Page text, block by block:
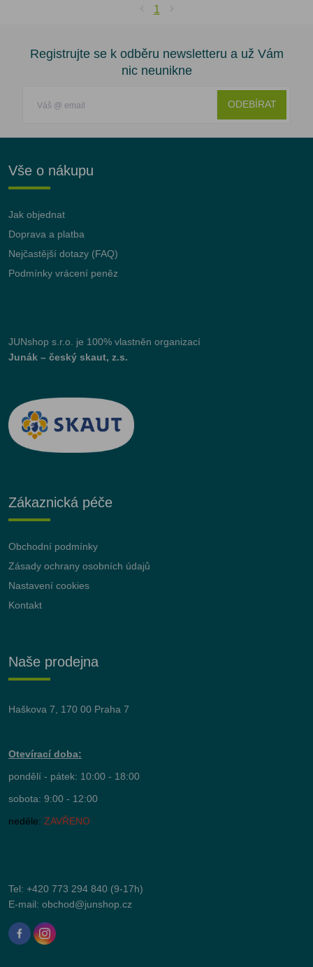
1
Registrujte se k odběru newsletteru a už Vám
nic neunikne
ODEBÍRAT
Vše o nákupu
Jak objednat
Doprava a platba
Nejčastější dotazy (FAQ)
Podmínky vrácení peněz
JUNshop s.r.o.
je 100% vlastněn organizací
Junák – český skaut, z.s.
Zákaznická péče
Obchodní podmínky
Zásady ochrany osobních údajů
Nastavení cookies
Kontakt
Naše prodejna
Haškova 7, 170 00 Praha 7
Otevírací doba:
pondělí - pátek: 10:00 - 18:00
sobota: 9:00 - 12:00
neděle: ZAVŘENO
Tel: +420 773 294 840 (9-17h)
E-mail: obchod@junshop.cz